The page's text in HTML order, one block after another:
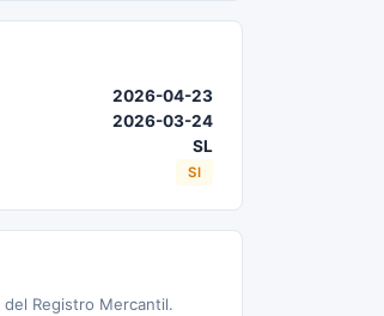
2026-04-23
2026-03-24
SL
SI
del Registro Mercantil.